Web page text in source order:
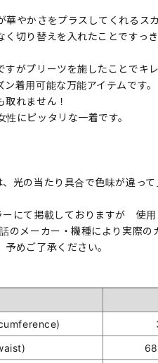
やかさをプラスしてくれるスカ
く切り替えを入れたことですっ
すがプリーツを施したことでキ
着用可能な万能アイテムです。
れません！
にピッタリな一着です。
光の当たり具合で色味が違っ
にて掲載しておりますが 使用
のメーカー・機種により実際の
めご了承ください。